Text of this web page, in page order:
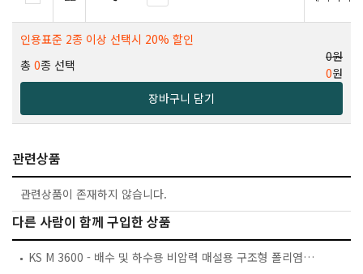
인용표준 2종 이상 선택시 20% 할인
총 0종 선택
0원
0원
장바구니 담기
관련상품
관련상품이 존재하지 않습니다.
다른 사람이 함께 구입한 상품
KS M 3600 - 배수 및 하수용 비압력 매설용 구조형 폴리염화비닐(PVC)관 — 이중벽관 및 리브관